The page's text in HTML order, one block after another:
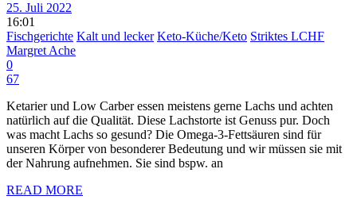
25. Juli 2022
16:01
Fischgerichte Kalt und lecker Keto-Küche/Keto Striktes LCHF
Margret Ache
0
67
Ketarier und Low Carber essen meistens gerne Lachs und achten
natürlich auf die Qualität. Diese Lachstorte ist Genuss pur. Doch
was macht Lachs so gesund? Die Omega-3-Fettsäuren sind für
unseren Körper von besonderer Bedeutung und wir müssen sie mit
der Nahrung aufnehmen. Sie sind bspw. an
READ MORE